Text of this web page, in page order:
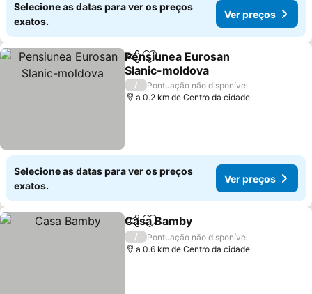
Selecione as datas para ver os preços
exatos.
Ver preços
PartilharAdicionar aos favoritos
Pensiunea Eurosan
Slanic-moldova
/
Pontuação não disponível
a 0.2 km de Centro da cidade
Selecione as datas para ver os preços
exatos.
Ver preços
PartilharAdicionar aos favoritos
Casa Bamby
/
Pontuação não disponível
a 0.6 km de Centro da cidade